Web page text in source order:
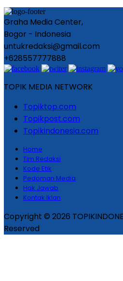
Graha Media Center,
Bogor - Indonesia
untukredaksi@gmail.com
+628557777888
TOPIK MEDIA NETWORK
Topiktop.com
Topikpost.com
Topikindonesia.com
Home
Tim Redaksi
Kode Etik
Pedoman Media
Hak Jawab
Kontak Iklan
Copyright © 2026
Reserved